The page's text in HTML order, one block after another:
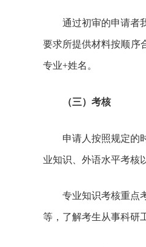
通过初审的申请者
要求所提供材料按顺序
专业+姓名。
（三）考核
申请人按照规定的
业知识、外语水平考核
专业知识考核重点
等，了解考生从事科